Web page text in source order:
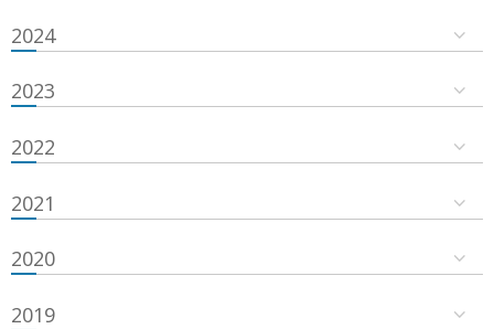
2024
2023
2022
2021
2020
2019